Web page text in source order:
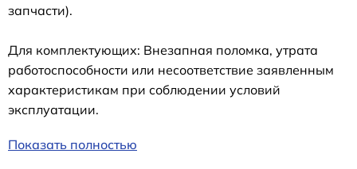
запчасти).
Для комплектующих: Внезапная поломка, утрата
работоспособности или несоответствие заявленным
характеристикам при соблюдении условий
эксплуатации.
Показать полностью